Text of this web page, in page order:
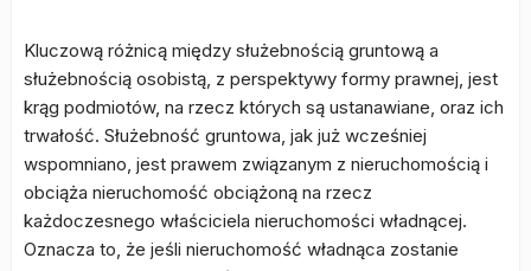
Kluczową różnicą między służebnością gruntową a
służebnością osobistą, z perspektywy formy prawnej, jest
krąg podmiotów, na rzecz których są ustanawiane, oraz ich
trwałość. Służebność gruntowa, jak już wcześniej
wspomniano, jest prawem związanym z nieruchomością i
obciąża nieruchomość obciążoną na rzecz
każdoczesnego właściciela nieruchomości władnącej.
Oznacza to, że jeśli nieruchomość władnąca zostanie